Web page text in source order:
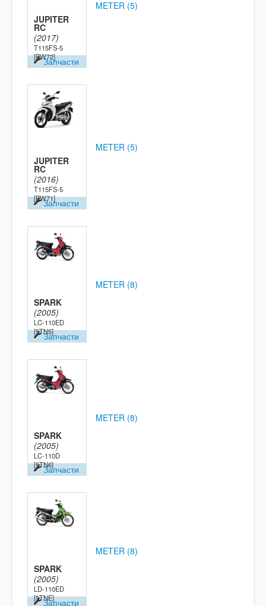
JUPITER
RC
(2017)
T115FS-5
[BW72]Запчасти
METER (5)
JUPITER
RC
(2016)
T115FS-5
[BW71]Запчасти
METER (5)
SPARK
(2005)
LC-110ED
[5TN5]Запчасти
METER (8)
SPARK
(2005)
LC-110D
[5TN6]Запчасти
METER (8)
SPARK
(2005)
LD-110ED
[5TNE]Запчасти
METER (8)